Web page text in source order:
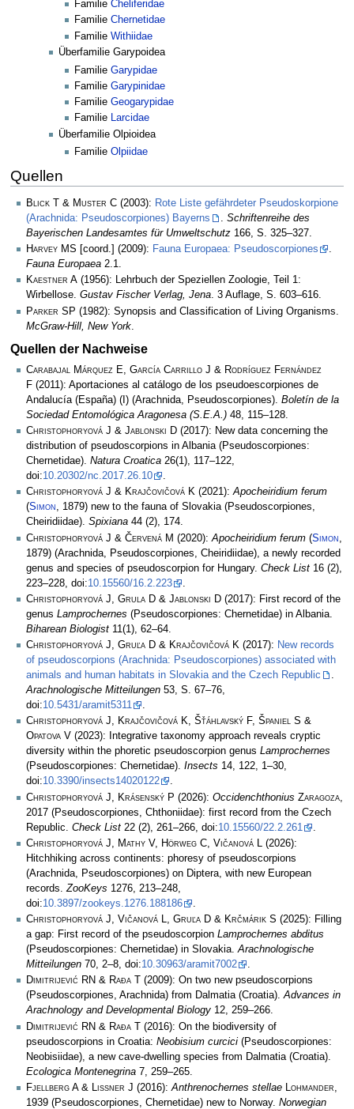
Familie Cheliferidae
Familie Chernetidae
Familie Withiidae
Überfamilie Garypoidea
Familie Garypidae
Familie Garypinidae
Familie Geogarypidae
Familie Larcidae
Überfamilie Olpioidea
Familie Olpiidae
Quellen
Blick T & Muster C (2003): Rote Liste gefährdeter Pseudoskorpione
(Arachnida: Pseudoscorpiones) Bayerns
. Schriftenreihe des
Bayerischen Landesamtes für Umweltschutz 166, S. 325–327.
Harvey MS [coord.] (2009): Fauna Europaea: Pseudoscorpiones
.
Fauna Europaea 2.1.
Kaestner A (1956): Lehrbuch der Speziellen Zoologie, Teil 1:
Wirbellose. Gustav Fischer Verlag, Jena. 3 Auflage, S. 603–616.
Parker SP (1982): Synopsis and Classification of Living Organisms.
McGraw-Hill, New York
Quellen der Nachweise
Carabajal Márquez E, García Carrillo J & Rodríguez Fernández
F (2011): Aportaciones al catálogo de los pseudoescorpiones de
Andalucía (España) (I) (Arachnida, Pseudoscorpiones). Boletín de la
Sociedad Entomológica Aragonesa (S.E.A.) 48, 115–128.
Christophoryová J & Jablonski D (2017): New data concerning the
distribution of pseudoscorpions in Albania (Pseudoscorpiones:
Chernetidae). Natura Croatica 26(1), 117–122,
doi:10.20302/nc.2017.26.10
.
Christophoryová J & Krajčovičová K (2021):Apocheiridium ferum
(Simon, 1879) new to the fauna of Slovakia (Pseudoscorpiones,
Cheiridiidae). Spixiana 44 (2), 174.
Christophoryová J & Červená M (2020): Apocheiridium ferum (Simon
1879) (Arachnida, Pseudoscorpiones, Cheiridiidae), a newly recorded
genus and species of pseudoscorpion for Hungary. Check List 16 (2),
223–228, doi:10.15560/16.2.223
Christophoryová J, Grula D & Jablonski D (2017): First record of the
genus Lamprochernes (Pseudoscorpiones: Chernetidae) in Albania.
Biharean Biologist 11(1), 62–64.
Christophoryová J, Gruľa D & Krajčovičová K (2017): New records
of pseudoscorpions (Arachnida: Pseudoscorpiones) associated with
animals and human habitats in Slovakia and the Czech Republic
.
Arachnologische Mitteilungen 53, S. 67–76,
doi:10.5431/aramit5311
.
Christophoryová J, Krajčovičová K, Šťáhlavský F, Španiel S &
Opatova V (2023): Integrative taxonomy approach reveals cryptic
diversity within the phoretic pseudoscorpion genus Lamprochernes
(Pseudoscorpiones: Chernetidae). Insects 14, 122, 1–30,
doi:10.3390/insects14020122
.
Christophoryová J, Krásenský P (2026): Occidenchthonius Zaragoza
2017 (Pseudoscorpiones, Chthoniidae): first record from the Czech
Republic. Check List 22 (2), 261–266, doi:10.15560/22.2.261
Christophoryová J, Mathy V, Hörweg C, Vičanová L (2026):
Hitchhiking across continents: phoresy of pseudoscorpions
(Arachnida, Pseudoscorpiones) on Diptera, with new European
records.ZooKeys 1276, 213–248,
doi:10.3897/zookeys.1276.188186
.
Christophoryová J, Vičanová L, Gruľa D & Krčmárik S (2025): Filling
a gap: First record of the pseudoscorpion Lamprochernes abditus
(Pseudoscorpiones: Chernetidae) in Slovakia.Arachnologische
Mitteilungen 70, 2–8, doi:10.30963/aramit7002
.
Dimitrijević RN & Rađa T
(2009): On two new pseudoscorpions
(Pseudoscorpiones, Arachnida) from Dalmatia (Croatia).Advances in
Arachnology and Developmental Biology 12, 259–266.
Dimitrijević RN & Rađa T (2016): On the biodiversity of
pseudoscorpions in Croatia: Neobisium curcici (Pseudoscorpiones:
Neobisiidae), a new cave-dwelling species from Dalmatia (Croatia).
Ecologica Montenegrina 7, 259–265.
Fjellberg A & Lissner J (2016):Anthrenochernes stellae Lohmander,
1939 (Pseudoscorpiones, Chernetidae) new to Norway. Norwegian